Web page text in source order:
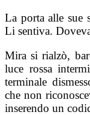
La porta alle sue
Li sentiva.
Mira si rialzò,
luce rossa
terminale
che non
inserendo un